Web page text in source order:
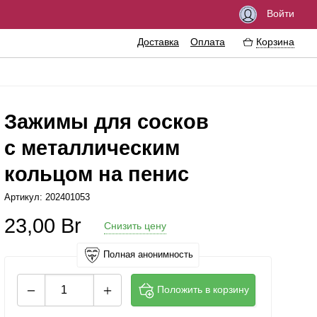
Войти
Доставка Оплата Корзина
гигиена
пениса
Интимные украшения
Литература
Аксессуары для игр
Зажимы для сосков
с металлическим
кольцом на пенис
Артикул: 202401053
23,00 Br Снизить цену
Полная анонимность
Положить в корзину